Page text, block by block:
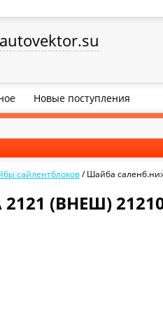
Новые поступления
сайлентблоков /Шайба
(ВНЕШ)